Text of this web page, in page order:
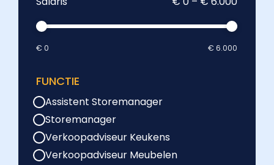
€ 0 € 6.000
FUNCTIE
Assistent Storemanager
Storemanager
Verkoopadviseur Keukens
Verkoopadviseur Meubelen